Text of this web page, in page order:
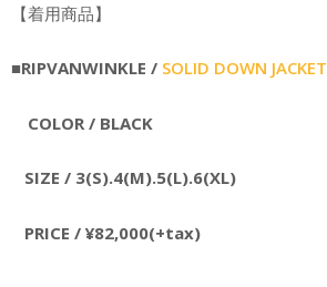
【着用商品】
■RIPVANWINKLE / SOLID DOWN JACKET
COLOR / BLACK
SIZE / 3(S).4(M).5(L).6(XL)
PRICE / ¥82,000(+tax)